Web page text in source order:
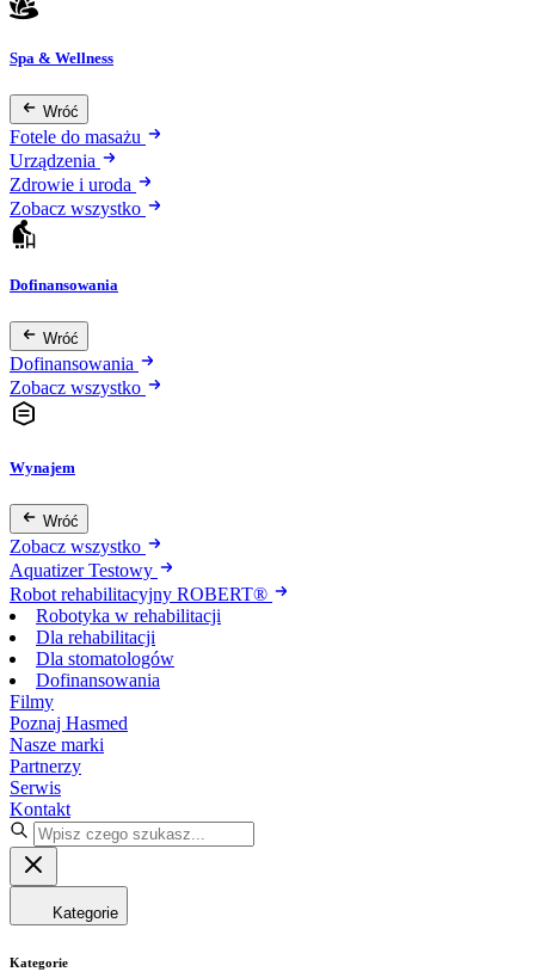
Spa & Wellness
Wróć
Fotele do masażu
Urządzenia
Zdrowie i uroda
Zobacz wszystko
Dofinansowania
Wróć
Dofinansowania
Zobacz wszystko
Wynajem
Wróć
Zobacz wszystko
Aquatizer Testowy
Robot rehabilitacyjny ROBERT®
Robotyka w rehabilitacji
Dla rehabilitacji
Dla stomatologów
Dofinansowania
Filmy
Poznaj Hasmed
Nasze marki
Partnerzy
Serwis
Kontakt
Kategorie
Kategorie